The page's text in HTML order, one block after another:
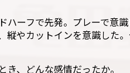
ハーフで先発。プレーで意識
縦やカットインを意識した
き、どんな感情だったか。